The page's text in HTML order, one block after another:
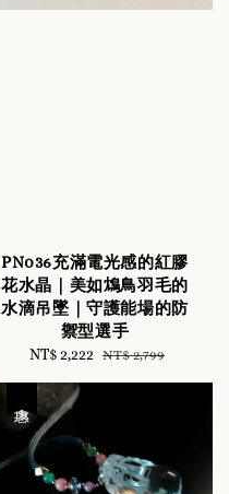
PN036充滿電光感的紅膠
花水晶｜美如鴆鳥羽毛的
水滴吊墜｜守護能場的防
禦型選手
Sale
NT$ 2,222 Regular
NT$ 2,799